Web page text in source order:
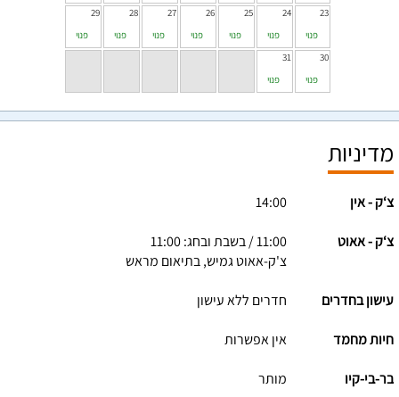
23
פנוי
24
פנוי
25
פנוי
26
פנוי
27
פנוי
28
פנוי
29
פנוי
30
פנוי
31
פנוי
מדיניות
צ‘ק - אין 14:00
צ‘ק - אאוט
11:00 / בשבת ובחג: 11:00
צ'ק-אאוט גמיש, בתיאום מראש
עישון בחדרים חדרים ללא עישון
חיות מחמד אין אפשרות
בר-בי-קיו מותר